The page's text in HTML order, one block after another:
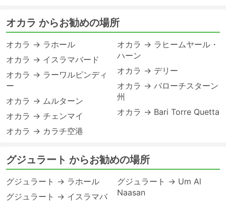
オカラ からお勧めの場所
オカラ → ラホール
オカラ → イスラマバード
オカラ → ラーワルピンディ
ー
オカラ → ムルターン
オカラ → チェンマイ
オカラ → カラチ空港
オカラ → ラヒームヤール・
ハーン
オカラ → デリー
オカラ → バローチスターン
州
オカラ → Bari Torre Quetta
グジュラート からお勧めの場所
グジュラート → ラホール
グジュラート → イスラマバ
グジュラート → Um Al
Naasan